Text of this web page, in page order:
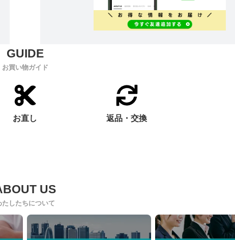
お買い物ガイド
お直し 返品・交換
たしたちについて